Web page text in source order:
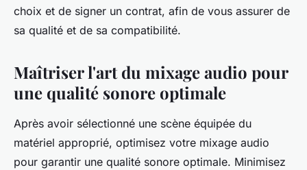
choix et de signer un contrat, afin de vous assurer de
sa qualité et de sa compatibilité.
Maîtriser l'art du mixage audio pour
une qualité sonore optimale
Après avoir sélectionné une scène équipée du
matériel approprié, optimisez votre mixage audio
pour garantir une qualité sonore optimale. Minimisez